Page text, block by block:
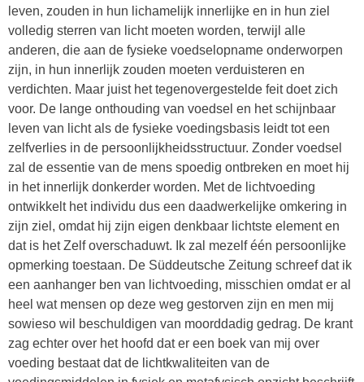
leven, zouden in hun lichamelijk innerlijke en in hun ziel
volledig sterren van licht moeten worden, terwijl alle
anderen, die aan de fysieke voedselopname onderworpen
zijn, in hun innerlijk zouden moeten verduisteren en
verdichten. Maar juist het tegenovergestelde feit doet zich
voor. De lange onthouding van voedsel en het schijnbaar
leven van licht als de fysieke voedingsbasis leidt tot een
zelfverlies in de persoonlijkheidsstructuur. Zonder voedsel
zal de essentie van de mens spoedig ontbreken en moet hij
in het innerlijk donkerder worden. Met de lichtvoeding
ontwikkelt het individu dus een daadwerkelijke omkering in
zijn ziel, omdat hij zijn eigen denkbaar lichtste element en
dat is het Zelf overschaduwt. Ik zal mezelf één persoonlijke
opmerking toestaan. De Süddeutsche Zeitung schreef dat ik
een aanhanger ben van lichtvoeding, misschien omdat er al
heel wat mensen op deze weg gestorven zijn en men mij
sowieso wil beschuldigen van moorddadig gedrag. De krant
zag echter over het hoofd dat er een boek van mij over
voeding bestaat dat de lichtkwaliteiten van de